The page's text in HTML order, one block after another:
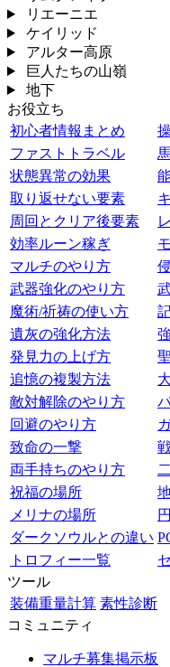
リエーニエ
ケイリッド
アルター高原
巨人たちの山嶺
地下
お役立ち
初心者情報まとめ
ファストトラベル
状態異常の効果
取り返せない要素
周回とクリア後要素
効率ルーン稼ぎ
マルチのやり方
武器強化のやり方
魔術/祈祷の使い方
遺灰の強化方法
発見力の上げ方
追憶の複製方法
敵対解除のやり方
回避のやり方
致命の一撃
両手持ちのやり方
祝福の場所
メリナの場所
ダークソウルとの違い
トロフィー一覧
ツール
装備重量計算 素性診断
コミュニティ
マルチ募集掲示板